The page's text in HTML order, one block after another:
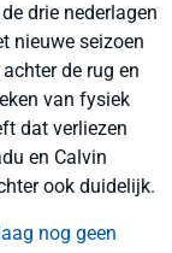
drie nederlagen
nieuwe seizoen
de rug en
van fysiek
dat verliezen
en Calvin
ook duidelijk.
nog geen